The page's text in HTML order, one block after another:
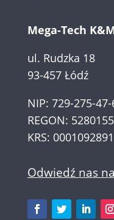
Mega-Tech
ul. Rudzka 18
93-457 Łódź
NIP: 729-275-
REGON:
KRS: 0001092891
Odwiedź nas